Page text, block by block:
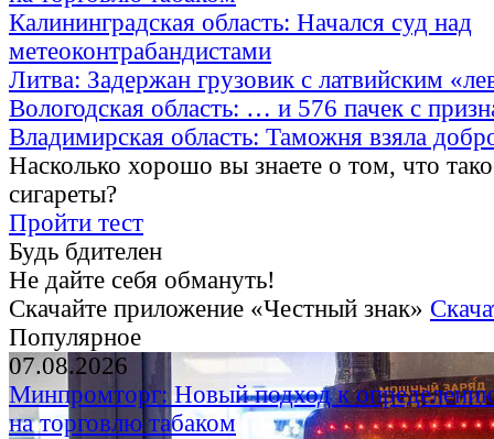
Калининградская область: Начался суд над
метеоконтрабандистами
Литва: Задержан грузовик с латвийским
Вологодская область: … и 576 пачек с
Владимирская область: Таможня взяла
Насколько хорошо вы знаете о том, что
сигареты?
Пройти тест
Будь бдителен
Не дайте себя обмануть!
Скачайте приложение «Честный знак»
Популярное
07.08.2026
Минпромторг: Новый подход к
на торговлю табаком